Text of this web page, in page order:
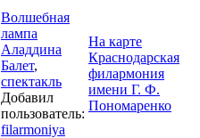
Волшебная
лампа
Аладдина
Балет,
спектакль
Добавил
пользователь:
filarmoniya
На карте
Краснодарская
филармония
имени Г. Ф.
Пономаренко